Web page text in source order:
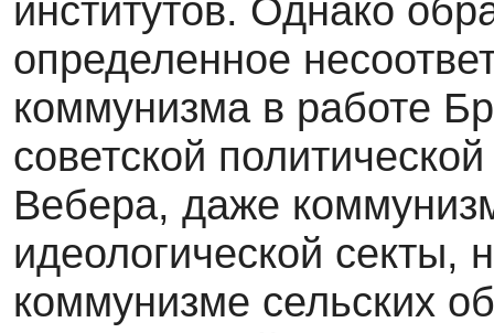
институтов. Однако
определенное
коммунизма в работе
советской
Вебера, даже
идеологической секты,
коммунизме сельских